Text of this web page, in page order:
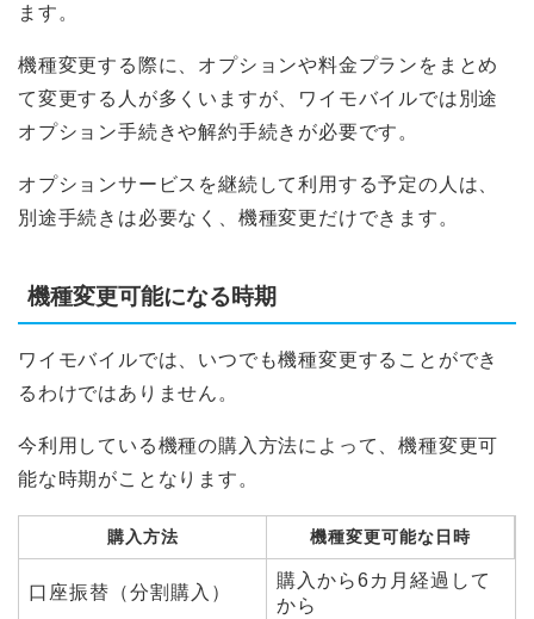
ます。
機種変更する際に、オプションや料金プランをまとめ
て変更する人が多くいますが、ワイモバイルでは別途
オプション手続きや解約手続きが必要です。
オプションサービスを継続して利用する予定の人は、
別途手続きは必要なく、機種変更だけできます。
機種変更可能になる時期
ワイモバイルでは、いつでも機種変更することができ
るわけではありません。
今利用している機種の購入方法によって、機種変更可
能な時期がことなります。
購入方法 機種変更可能な日時
口座振替（分割購入）
購入から6カ月経過して
から